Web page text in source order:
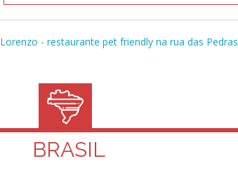
Lorenzo - restaurante pet friendly na rua das Pedras
BRASIL